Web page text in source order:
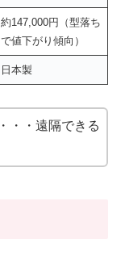
約147,000円（型落ち
で値下がり傾向）
日本製
・・遠隔できる